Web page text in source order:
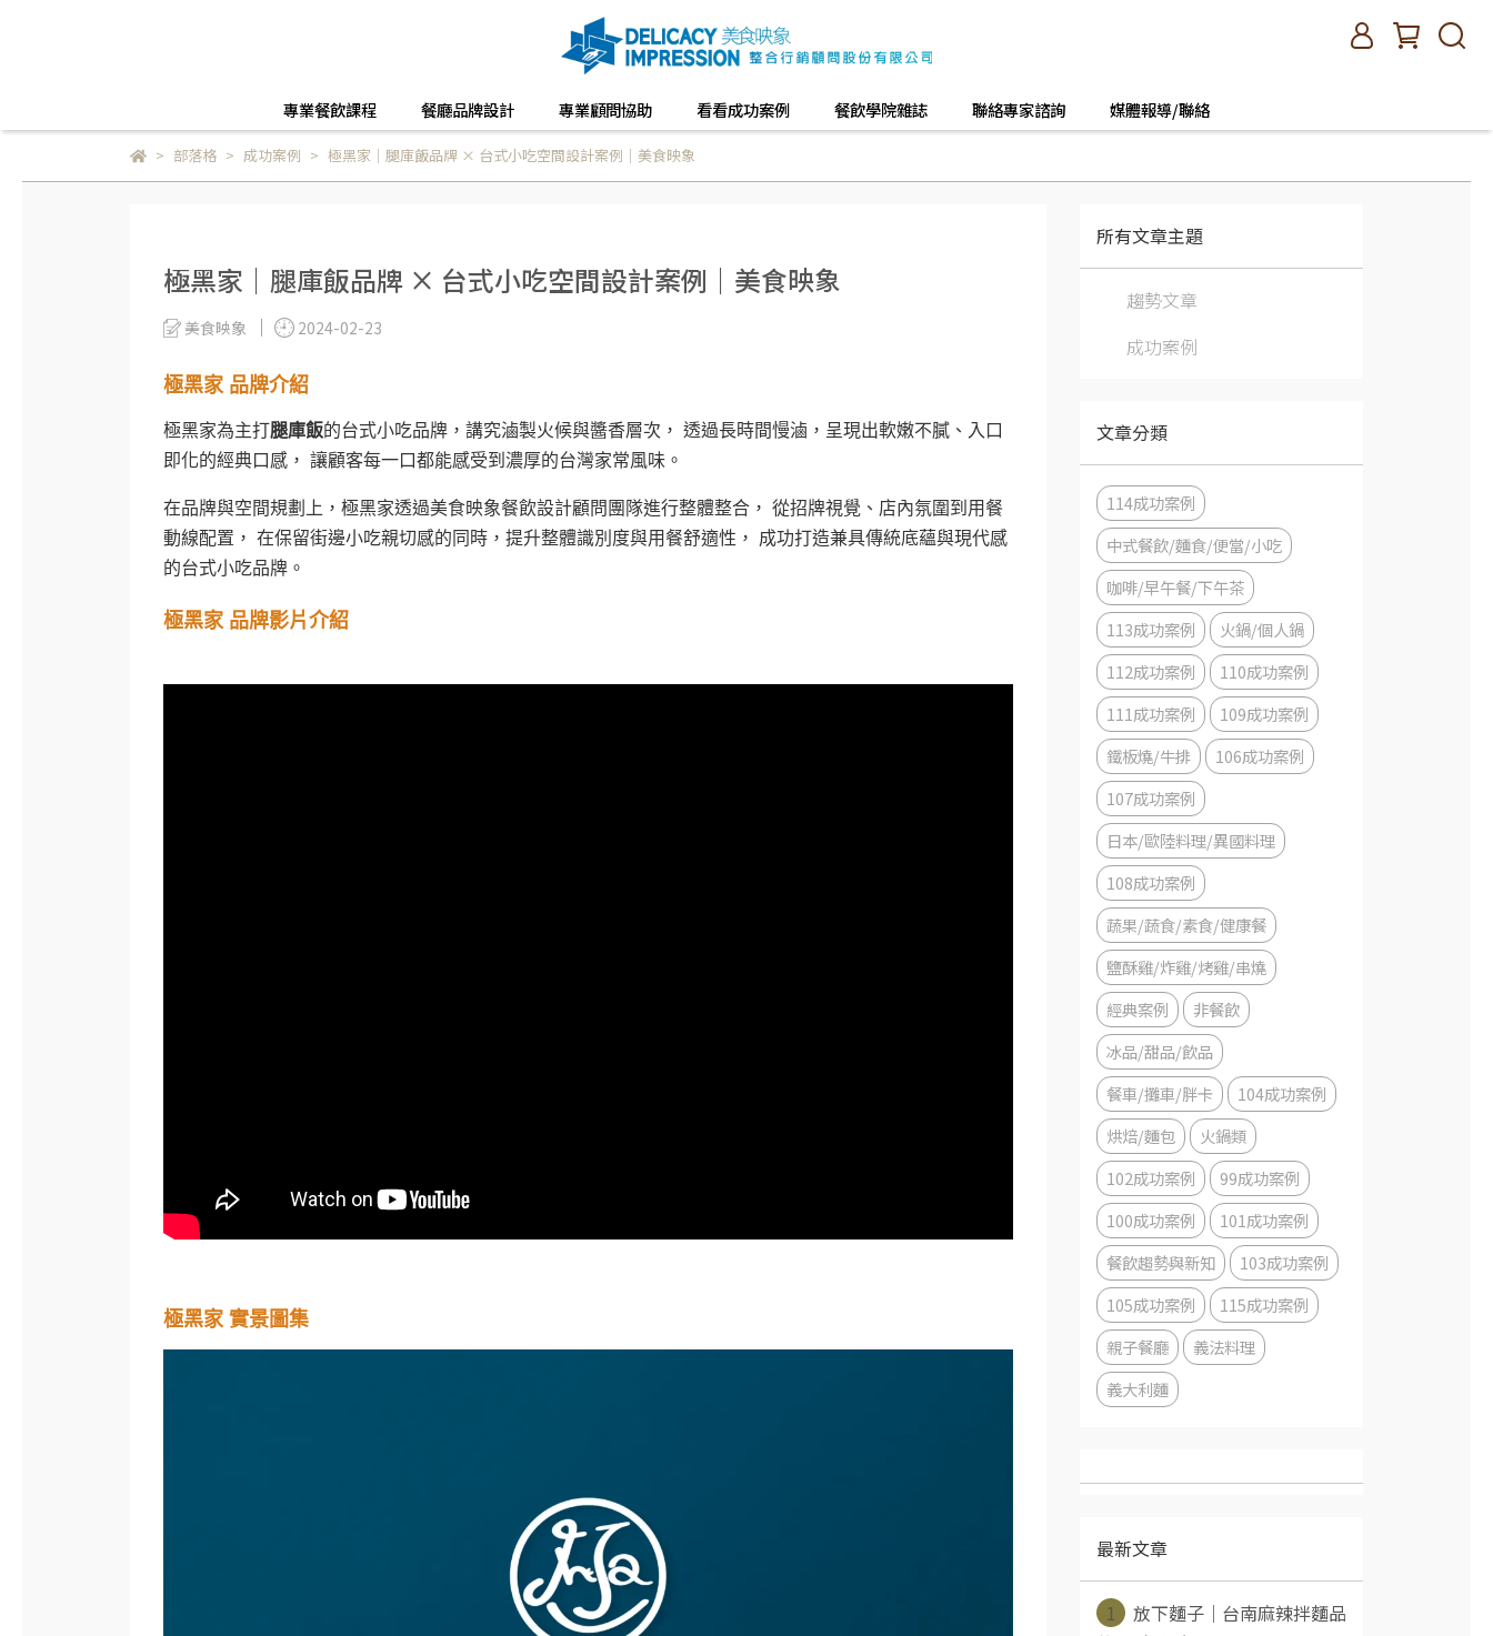
專業餐飲課程 餐廳品牌設計 專業顧問協助 看看成功案例 餐飲學院雜誌 聯絡專家諮詢 媒體報導/聯絡
部落格 成功案例 極黑家｜腿庫飯品牌 × 台式小吃空間設計案例｜美食映象
極黑家｜腿庫飯品牌 × 台式小吃空間設計案例｜美食映象
美食映象 2024-02-23
極黑家 品牌介紹
極黑家為主打腿庫飯的台式小吃品牌，講究滷製火候與醬香層次， 透過長時間慢滷，呈現出軟嫩不膩、入口
即化的經典口感， 讓顧客每一口都能感受到濃厚的台灣家常風味。
在品牌與空間規劃上，極黑家透過美食映象餐飲設計顧問團隊進行整體整合， 從招牌視覺、店內氛圍到用餐
動線配置， 在保留街邊小吃親切感的同時，提升整體識別度與用餐舒適性， 成功打造兼具傳統底蘊與現代感
的台式小吃品牌。
極黑家 品牌影片介紹
極黑家 實景圖集
所有文章主題
趨勢文章
成功案例
文章分類
114成功案例
中式餐飲/麵食/便當/小吃
咖啡/早午餐/下午茶
113成功案例
火鍋/個人鍋
112成功案例
110成功案例
111成功案例
109成功案例
鐵板燒/牛排
106成功案例
107成功案例
日本/歐陸料理/異國料理
108成功案例
蔬果/蔬食/素食/健康餐
鹽酥雞/炸雞/烤雞/串燒
經典案例
非餐飲
冰品/甜品/飲品
餐車/攤車/胖卡
104成功案例
烘焙/麵包
火鍋類
102成功案例
99成功案例
100成功案例
101成功案例
餐飲趨勢與新知
103成功案例
105成功案例
115成功案例
親子餐廳
義法料理
義大利麵
最新文章
1
放下麵子｜台南麻辣拌麵品